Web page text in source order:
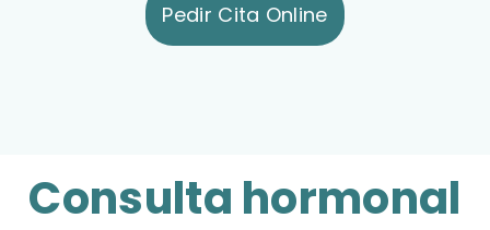
Pedir Cita Online
Consulta hormonal